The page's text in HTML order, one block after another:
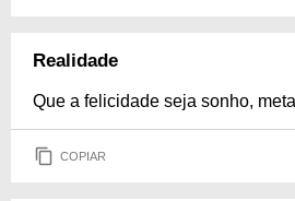
Realidade
Que a felicidade seja sonho,
COPIAR